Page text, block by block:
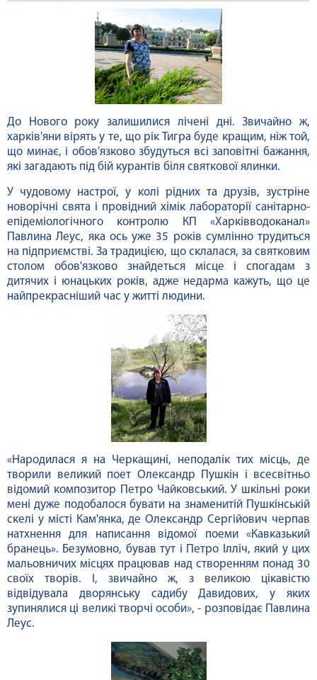
До Нового року залишилися лічені дні. Звичайно ж,
харків'яни вірять у те, що рік Тигра буде кращим, ніж той,
що минає, і обов'язково збудуться всі заповітні бажання,
які загадають під бій курантів біля святкової ялинки.
У чудовому настрої, у колі рідних та друзів, зустріне
новорічні свята і провідний хімік лабораторії санітарно-
епідеміологічного контролю КП «Харківводоканал»
Павлина Леус, яка ось уже 35 років сумлінно трудиться
на підприємстві. За традицією, що склалася, за святковим
столом обов'язково знайдеться місце і спогадам з
дитячих і юнацьких років, адже недарма кажуть, що це
найпрекрасніший час у житті людини.
«Народилася я на Черкащині, неподалік тих місць, де
творили великий поет Олександр Пушкін і всесвітньо
відомий композитор Петро Чайковський. У шкільні роки
мені дуже подобалося бувати на знаменитій Пушкінській
скелі у місті Кам'янка, де Олександр Сергійович черпав
натхнення для написання відомої поеми «Кавказький
бранець». Безумовно, бував тут і Петро Ілліч, який у цих
мальовничих місцях працював над створенням понад 30
своїх творів. І, звичайно ж, з великою цікавістю
відвідувала дворянську садибу Давидових, у яких
зупинялися ці великі творчі особи», - розповідає Павлина
Леус.